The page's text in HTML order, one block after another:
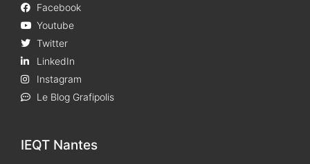
Facebook
Youtube
Twitter
LinkedIn
Instagram
Le Blog Grafipolis
IEQT Nantes